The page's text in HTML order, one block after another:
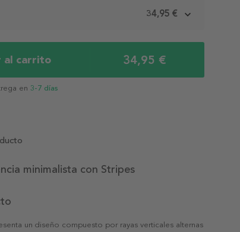
34,95 €
al carrito 34,95 €
en 3-7 días
minimalista con Stripes
un diseño compuesto por rayas verticales alternas